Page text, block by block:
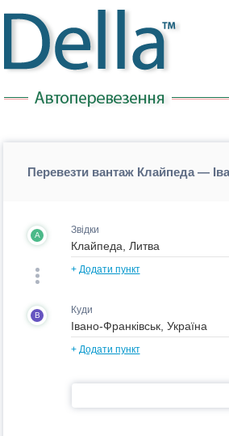
Перевезти вантаж Клайпеда —
A Звідки
+ Додати пункт
B Куди
+ Додати пункт